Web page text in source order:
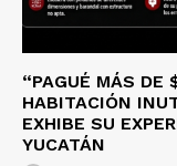
“PAGUÉ MÁS DE
HABITACIÓN
EXHIBE SU
YUCATÁN